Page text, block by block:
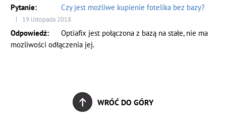
Czy jest możliwe kupienie fotelika bez bazy?
19 listopada 2018
Optiafix jest połączona z bazą na stałe, nie ma
mozliwości odłączenia jej.
WRÓĆ DO GÓRY